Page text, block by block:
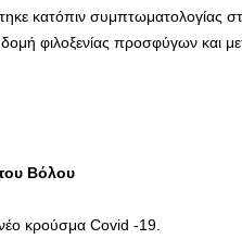
κατόπιν συμπτωματολογίας
φιλοξενίας προσφύγων και
Βόλου
κρούσμα Covid -19.